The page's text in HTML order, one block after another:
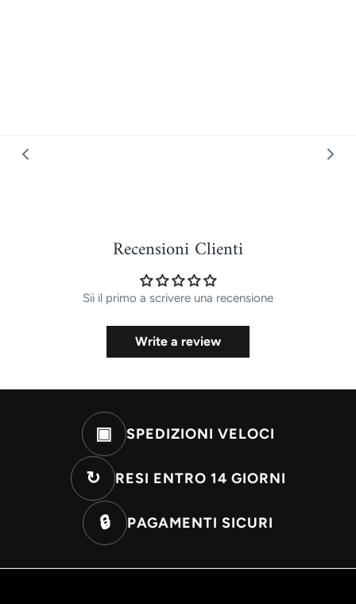
Recensioni Clienti
Sii il primo a scrivere una recensione
Write a review
▣ SPEDIZIONI VELOCI
↻ RESI ENTRO 14 GIORNI
🔒 PAGAMENTI SICURI